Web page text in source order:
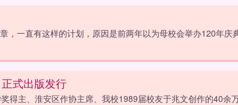
，一直有这样的计划，原因是前两年以为母校会举办120年庆
式出版发行
得主、淮安区作协主席、我校1989届校友于兆文创作的40余